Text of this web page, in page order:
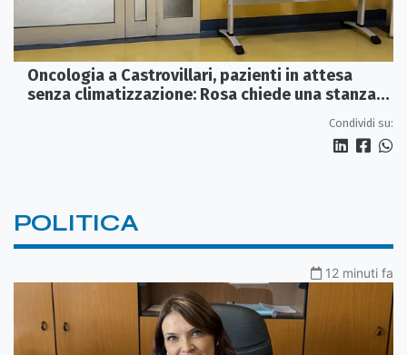
Oncologia a Castrovillari, pazienti in attesa
senza climatizzazione: Rosa chiede una stanza
Condividi su:
POLITICA
12 minuti fa